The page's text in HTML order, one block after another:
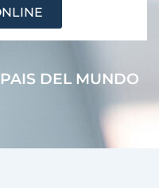
DEL MUNDO